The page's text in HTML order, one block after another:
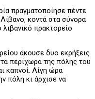
πραγματοποίησε πέντε
κοντά στα σύνορα
πρακτορείο
άκουσε δυο εκρήξεις
περίχωρα της πόλης του
καπνοί. Λίγη ώρα
πόλη κι άρχισε να